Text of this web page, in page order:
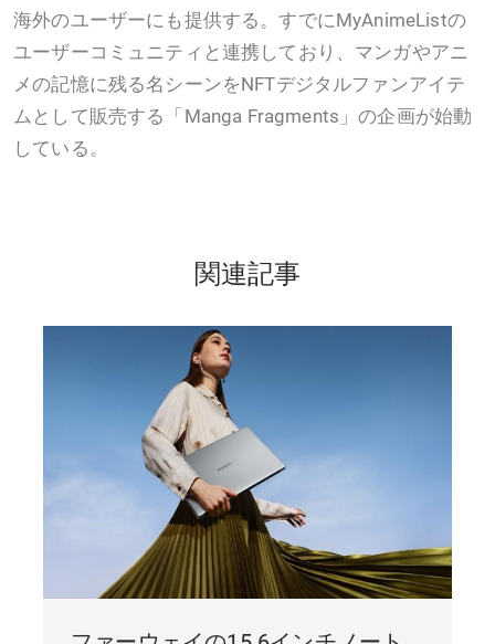
海外のユーザーにも提供する。すでにMyAnimeListの
ユーザーコミュニティと連携しており、マンガやアニ
メの記憶に残る名シーンをNFTデジタルファンアイテ
ムとして販売する「Manga Fragments」の企画が始動
している。
関連記事